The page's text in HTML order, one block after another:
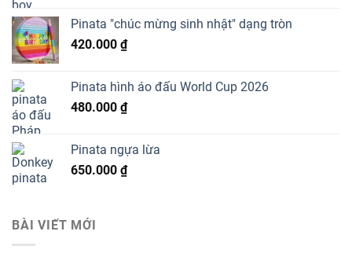
Pinata "chúc mừng sinh nhật" dạng tròn
420.000 ₫
Pinata hình áo đấu World Cup 2026
480.000 ₫
Pinata ngựa lừa
650.000 ₫
BÀI VIẾT MỚI